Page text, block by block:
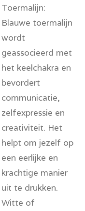
Toermalijn:
Blauwe toermalijn
wordt
geassocieerd met
het keelchakra en
bevordert
communicatie,
zelfexpressie en
creativiteit. Het
helpt om jezelf op
een eerlijke en
krachtige manier
uit te drukken.
Witte of